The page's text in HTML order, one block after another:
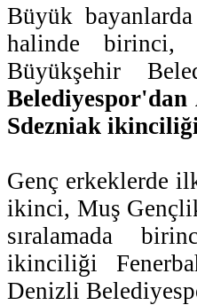
Büyük
halinde birinci,
Büyükşehir
Sdezniak
Genç erkeklerde
ikinci, Muş
sıralamada
ikinciliği
Denizli